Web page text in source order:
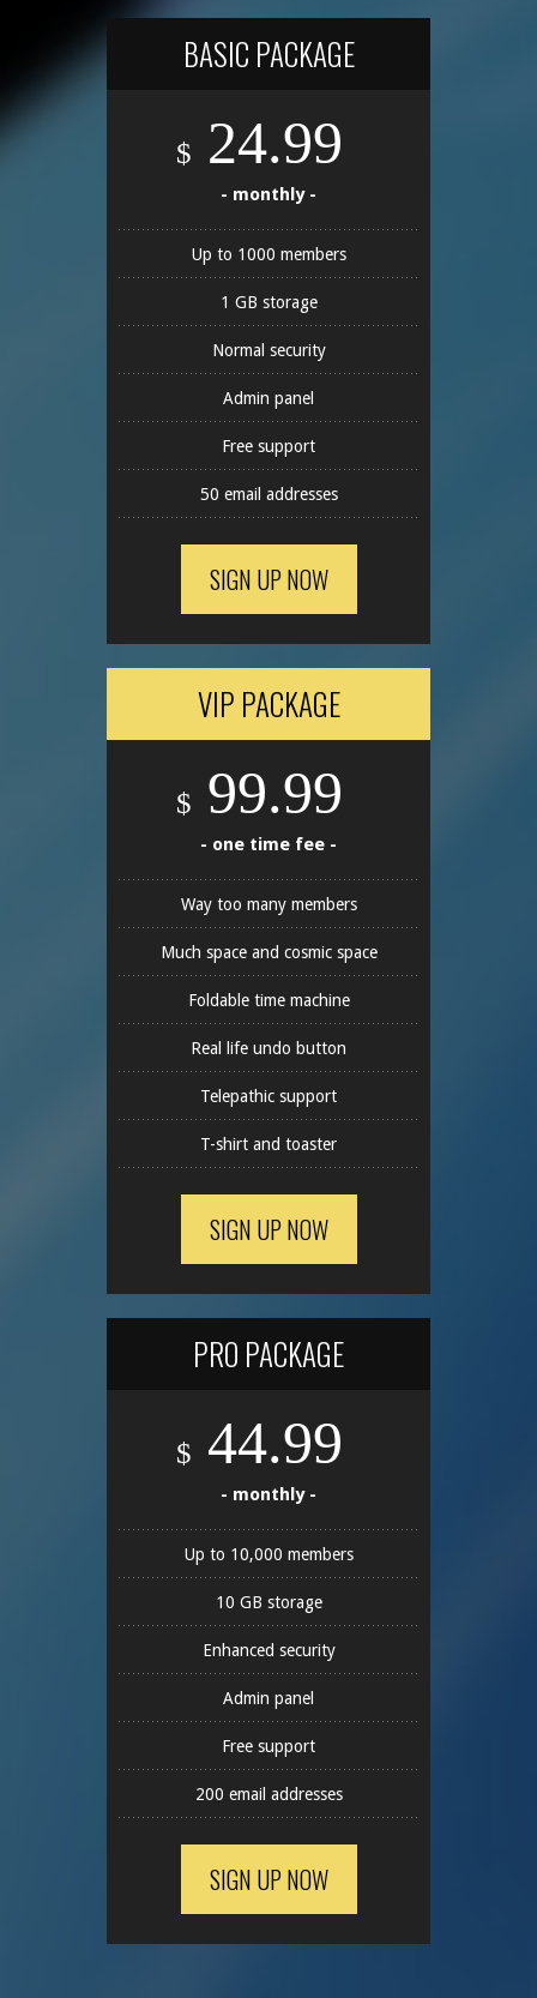
BASIC PACKAGE
$ 24.99
- monthly -
Up to 1000 members
1 GB storage
Normal security
Admin panel
Free support
50 email addresses
SIGN UP NOW
VIP PACKAGE
$ 99.99
- one time fee -
Way too many members
Much space and cosmic space
Foldable time machine
Real life undo button
Telepathic support
T-shirt and toaster
SIGN UP NOW
PRO PACKAGE
$ 44.99
- monthly -
Up to 10,000 members
10 GB storage
Enhanced security
Admin panel
Free support
200 email addresses
SIGN UP NOW